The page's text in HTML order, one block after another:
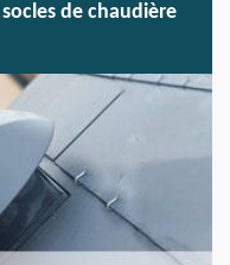
de chaudière